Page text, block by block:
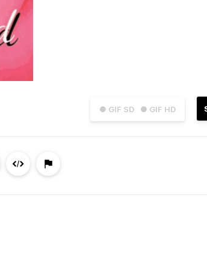
● GIF SD ● GIF HD